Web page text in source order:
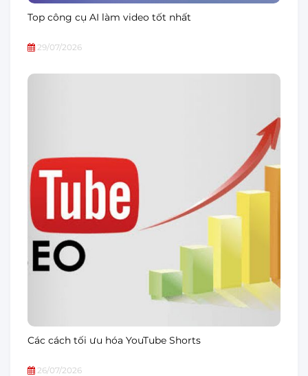
Top công cụ AI làm video tốt nhất
29/07/2026
Các cách tối ưu hóa YouTube Shorts
26/07/2026